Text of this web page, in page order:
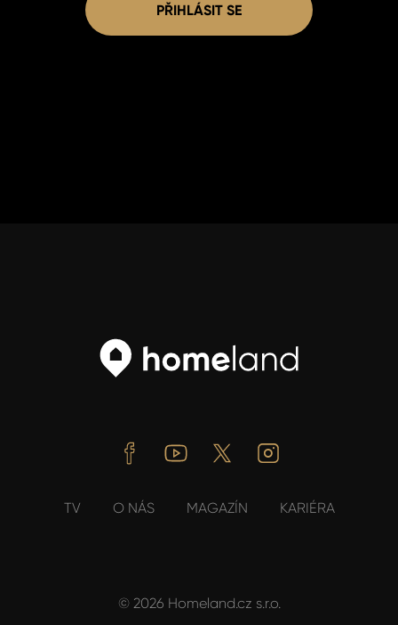
PŘIHLÁSIT SE
FacebookYoutube Twitter
TV O NÁS MAGAZÍN KARIÉRA
© 2026 Homeland.cz s.r.o.